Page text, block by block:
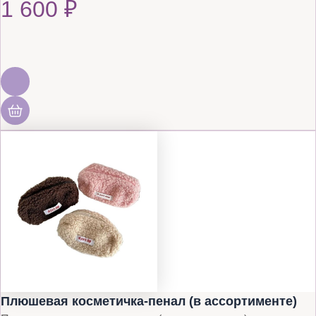
1 600 ₽
Плюшевая косметичка-пенал (в ассортименте)